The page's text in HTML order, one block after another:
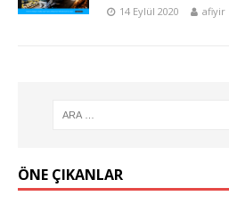
14 Eylül 2020 afiyir
ÖNE ÇIKANLAR